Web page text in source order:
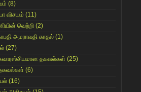
(8)
விசயம் (11)
வெற்றி (2)
அமராவதி காதல் (1)
(27)
தகவல்கள் (25)
(6)
(16)